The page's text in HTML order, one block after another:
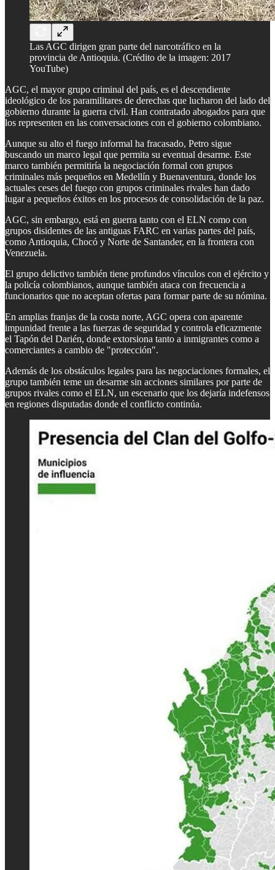
Las AGC dirigen gran parte del narcotráfico en la
provincia de Antioquia. (Crédito de la imagen: 2017
YouTube)
AGC, el mayor grupo criminal del país, es el descendiente
ideológico de los paramilitares de derechas que lucharon del lado del
gobierno durante la guerra civil. Han contratado abogados para que
los representen en las conversaciones con el gobierno colombiano.
Aunque su alto el fuego informal ha fracasado, Petro sigue
buscando un marco legal que permita su eventual desarme. Este
marco también permitiría la negociación formal con grupos
criminales más pequeños en Medellín y Buenaventura, donde los
actuales ceses del fuego con grupos criminales rivales han dado
lugar a pequeños éxitos en los procesos de consolidación de la paz.
AGC, sin embargo, está en guerra tanto con el ELN como con
grupos disidentes de las antiguas FARC en varias partes del país,
como Antioquia, Chocó y Norte de Santander, en la frontera con
Venezuela.
El grupo delictivo también tiene profundos vínculos con el ejército y
la policía colombianos, aunque también ataca con frecuencia a
funcionarios que no aceptan ofertas para formar parte de su nómina.
En amplias franjas de la costa norte, AGC opera con aparente
impunidad frente a las fuerzas de seguridad y controla eficazmente
el Tapón del Darién, donde extorsiona tanto a inmigrantes como a
comerciantes a cambio de "protección".
Además de los obstáculos legales para las negociaciones formales, el
grupo también teme un desarme sin acciones similares por parte de
grupos rivales como el ELN, un escenario que los dejaría indefensos
en regiones disputadas donde el conflicto continúa.